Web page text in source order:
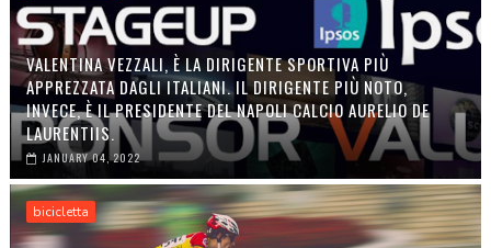
VALENTINA VEZZALI, È LA DIRIGENTE SPORTIVA PIÙ
APPREZZATA DAGLI ITALIANI. IL DIRIGENTE PIÙ NOTO,
INVECE, È IL PRESIDENTE DEL NAPOLI CALCIO AURELIO DE
LAURENTIIS.
JANUARY 04, 2022
bicicletta